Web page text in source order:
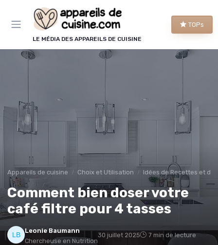
LE MÉDIA DES APPAREILS DE CUISINE
TOPs
Appareils de cuisine Choix et Utilisation Idées de Recettes et
Comment bien doser votre
café filtre pour 4 tasses
Leonie Baumann
Chercheuse en Nutrition
30 juillet 2025 7 min de lecture
Panneau de gestion des cookies